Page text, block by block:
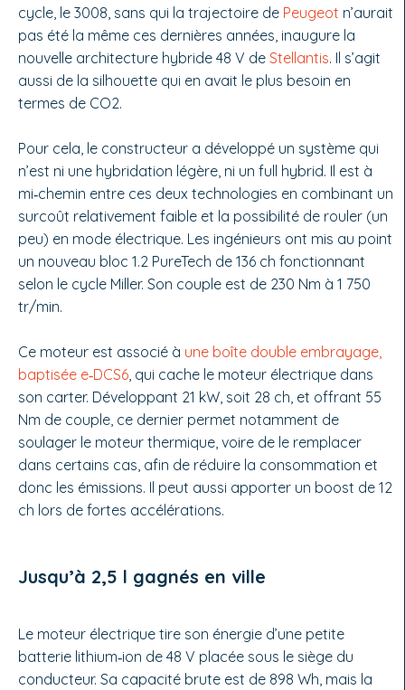
cycle, le 3008, sans qui la trajectoire de Peugeot n’au­rait
pas été la même ces dernières années, inaugure la
nouvelle archi­tecture hybride 48 V de Stellantis. Il s’agit
aussi de la silhouette qui en avait le plus besoin en
termes de CO2.
Pour cela, le constructeur a développé un système qui
n’est ni une hybridation légère, ni un full hybrid. Il est à
mi‑chemin entre ces deux technologies en combinant un
surcoût relativement faible et la pos­sibilité de rouler (un
peu) en mode électrique. Les ingénieurs ont mis au point
un nouveau bloc 1.2 PureTech de 136 ch fonctionnant
selon le cycle Miller. Son couple est de 230 Nm à 1 750
tr/min.
Ce moteur est associé à une boîte double embrayage,
bap­tisée e‑DCS6 , qui cache le moteur électrique dans
son carter. Déve­loppant 21 kW, soit 28 ch, et offrant 55
Nm de couple, ce dernier per­met notamment de
soulager le moteur thermique, voire de le rem­placer
dans certains cas, afin de ré­duire la consommation et
donc les émissions. Il peut aussi apporter un boost de 12
ch lors de fortes ac­célérations.
Jusqu’à 2,5 l gagnés en ville
Le moteur électrique tire son énergie d’une petite
batterie lithium‑ion de 48 V placée sous le siège du
conduc­teur. Sa capacité brute est de 898 Wh, mais la